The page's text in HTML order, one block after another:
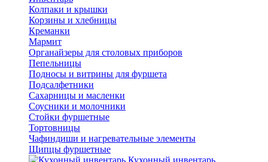
Колпаки и крышки
Корзины и хлебницы
Креманки
Мармит
Органайзеры для столовых приборов
Пепельницы
Подносы и витрины для фуршета
Подсалфетники
Сахарницы и масленки
Соусники и молочники
Стойки фуршетные
Тортовницы
Чафиндиши и нагревательные элементы
Щипцы фуршетные
Кухонный инвентарь